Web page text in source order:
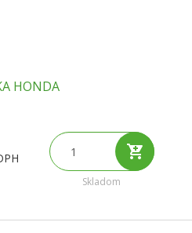
HONDA
Skladom